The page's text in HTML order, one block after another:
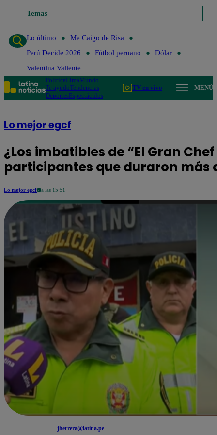
TemasLo último
Lo último
Me Caigo de Risa
Perú Decide 2026
Fútbol peruano
Dólar
Valentina Valiente
PolíticaLimaMundo
Te ayudoTendencias
DeportesEspectáculos
TV en vivo MENÚ
Lo mejor egcf
¿Los imbatibles de “El Gran
participantes que duraron más
Lo mejor egcf a las 15:51
jherrera@latina.pe